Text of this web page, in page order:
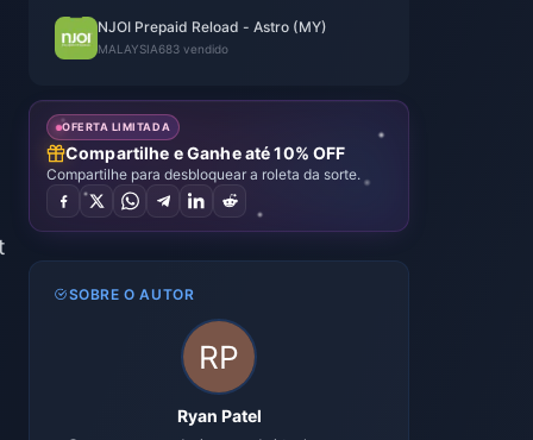
NJOI Prepaid Reload - Astro (MY)
MALAYSIA683 vendido
OFERTA LIMITADA
Compartilhe e Ganhe até 10% OFF
Compartilhe para desbloquear a roleta da sorte.
SOBRE O AUTOR
Ryan Patel